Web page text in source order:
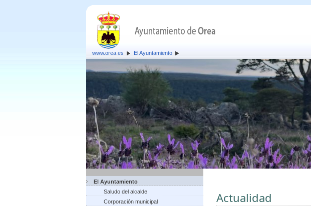
www.orea.es El Ayuntamiento
El Ayuntamiento
Saludo del alcalde
Corporación municipal
Actualidad